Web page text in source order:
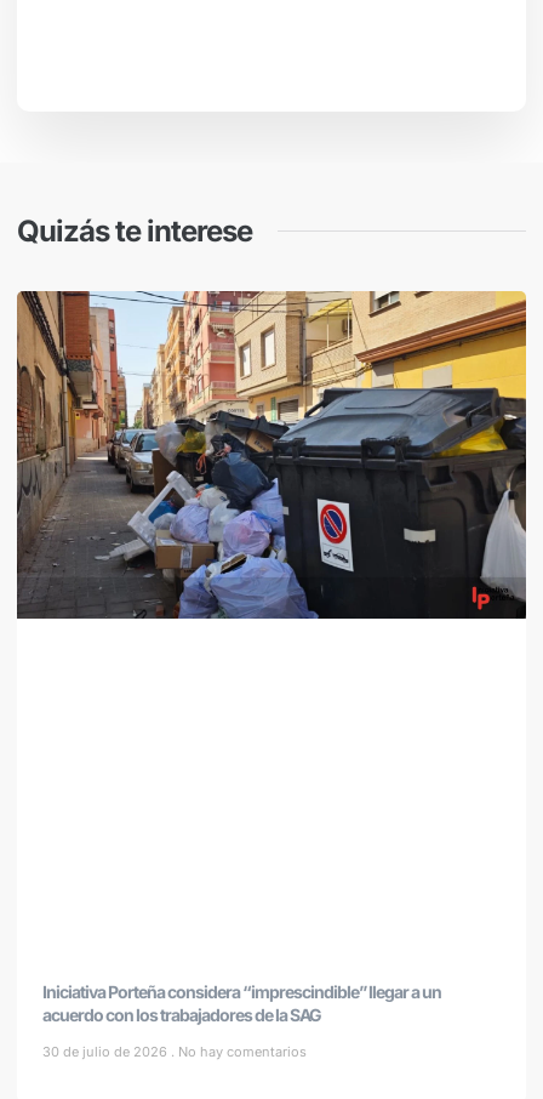
Quizás te interese
Iniciativa Porteña considera “imprescindible” llegar a un
acuerdo con los trabajadores de la SAG
30 de julio de 2026 No hay comentarios